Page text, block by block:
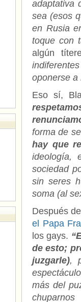
adaptativa
sea (esos
en Rusia
toque con
algún
oponerse a
Eso sí,
forma de
hay que
ideología,
sociedad
sin seres
soma (al
Después
el Papa
los gays.
de esto;
juzgarle),
más del